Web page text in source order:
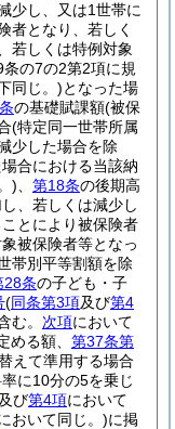
少し、又は1世帯に
者となり、若しく
若しくは特例対象
の7の2第2項に規
同じ。)となった場
の基礎賦課額(被保
(特定同一世帯所属
少した場合を除
合における当該納
)
第18条の後期高
、若しくは減少し
とにより被保険者
被保険者等となっ
帯別平等割額を除
28条の子ども・子
(同条第3項及び第4
む。 次項において
める額、 第37条第
えて準用する場合
に10分の5を乗じ
及び第4項において
おいて同じ。)に掲